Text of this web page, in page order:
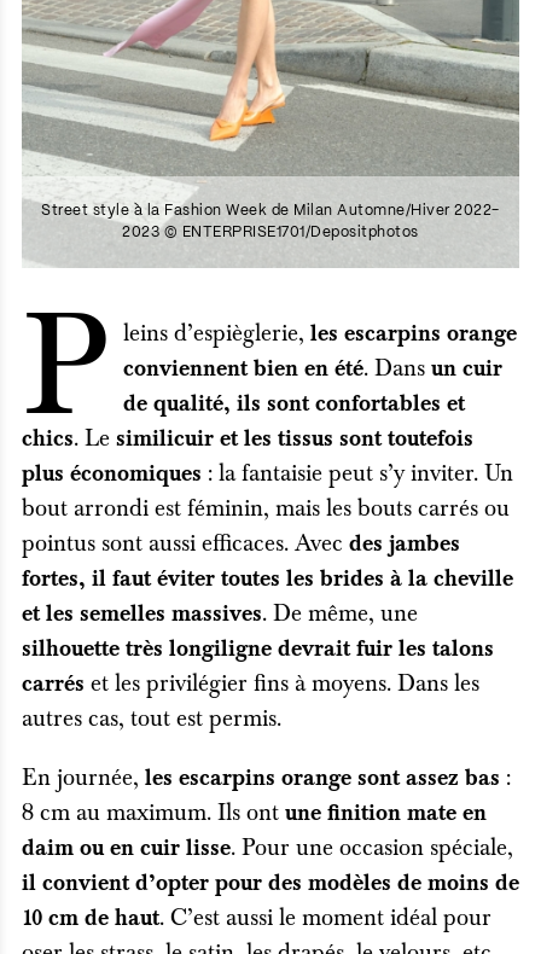
Street style à la Fashion Week de Milan Automne/Hiver 2022-
2023 © ENTERPRISE1701/Depositphotos
P leins d’espièglerie, les escarpins orange
conviennent bien en été. Dans un cuir
de qualité, ils sont confortables et
chics. Le similicuir et les tissus sont toutefois
plus économiques : la fantaisie peut s’y inviter. Un
bout arrondi est féminin, mais les bouts carrés ou
pointus sont aussi efficaces. Avec des jambes
fortes, il faut éviter toutes les brides à la cheville
et les semelles massives. De même, une
silhouette très longiligne devrait fuir les talons
carrés et les privilégier fins à moyens. Dans les
autres cas, tout est permis.
En journée, les escarpins orange sont assez bas :
8 cm au maximum. Ils ont une finition mate en
daim ou en cuir lisse. Pour une occasion spéciale,
il convient d’opter pour des modèles de moins de
10 cm de haut. C’est aussi le moment idéal pour